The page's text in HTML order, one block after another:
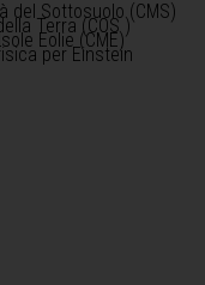
del Sottosuolo (CMS)
Terra (COS )
Eolie (CME)
per Einstein